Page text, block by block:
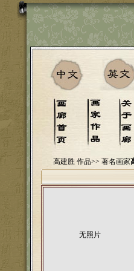
高建胜 作品>> 著名画家
无照片